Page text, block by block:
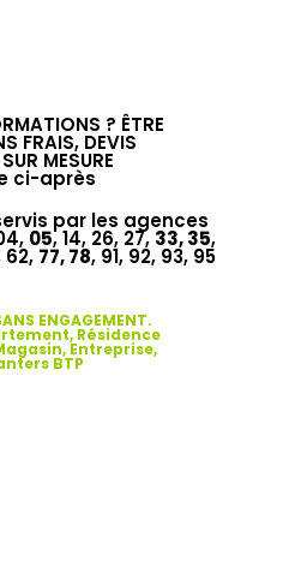
? ÊTRE
FRAIS, DEVIS
MESURE
ci-après
par les agences
05, 14, 26, 27, 33, 35,
62, 77, 78, 91, 92, 93, 95
ENGAGEMENT.
Résidence
Entreprise,
BTP